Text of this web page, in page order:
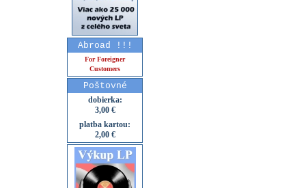
Abroad !!!
For Foreigner
Customers
Poštovné
dobierka:
3,00 €
platba kartou:
2,00 €